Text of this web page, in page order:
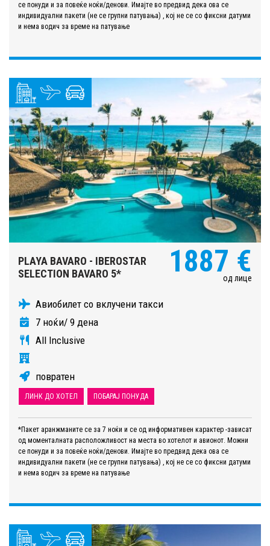
се понуди и за повеќе ноќи/денови. Имајте во предвид дека ова се
индивидуални пакети (не се групни патувања) , кој не се со фиксни датуми
и нема водич за време на патување
PLAYA BAVARO - IBEROSTAR
SELECTION BAVARO 5*
1887 €
од лице
Авиобилет со вклучени такси
7 ноќи/ 9 дена
All Inclusive
повратен
ЛИНК ДО ХОТЕЛ ПОБАРАЈ ПОНУДА
*Пакет аранжманите се за 7 ноќи и се од информативен карактер -зависат
од моменталната расположливост на места во хотелот и авионот. Можни
се понуди и за повеќе ноќи/денови. Имајте во предвид дека ова се
индивидуални пакети (не се групни патувања) , кој не се со фиксни датуми
и нема водич за време на патување